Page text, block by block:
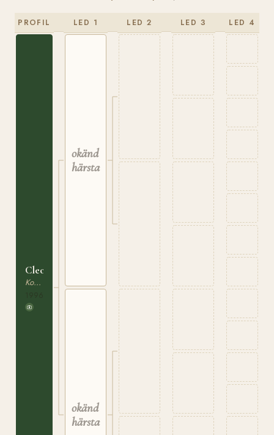
PROFIL
Cleopatra
Korsningsponny
LED 1
okänd
härstamning
okänd
härstamning
LED 2 LED 3 LED 4